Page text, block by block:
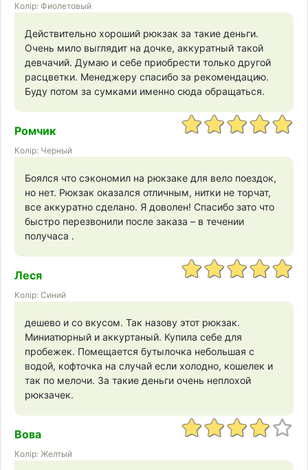
Колір: Фиолетовый
Действительно хороший рюкзак за такие деньги.
Очень мило выглядит на дочке, аккуратный такой
девчачий. Думаю и себе приобрести только другой
расцветки. Менеджеру спасибо за рекомендацию.
Буду потом за сумками именно сюда обращаться.
Ромчик
Колір: Черный
Боялся что сэкономил на рюкзаке для вело поездок,
но нет. Рюкзак оказался отличным, нитки не торчат,
все аккуратно сделано. Я доволен! Спасибо зато что
быстро перезвонили после заказа – в течении
получаса .
Леся
Колір: Синий
дешево и со вкусом. Так назову этот рюкзак.
Миниатюрный и аккуртаный. Купила себе для
пробежек. Помещается бутылочка небольшая с
водой, кофточка на случай если холодно, кошелек и
так по мелочи. За такие деньги очень неплохой
рюкзачек.
Вова
Колір: Желтый